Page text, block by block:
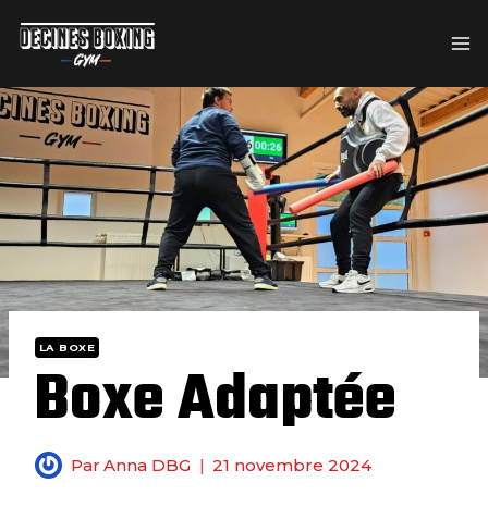
LA BOXE
Boxe Adaptée
Par Anna DBG 21 novembre 2024